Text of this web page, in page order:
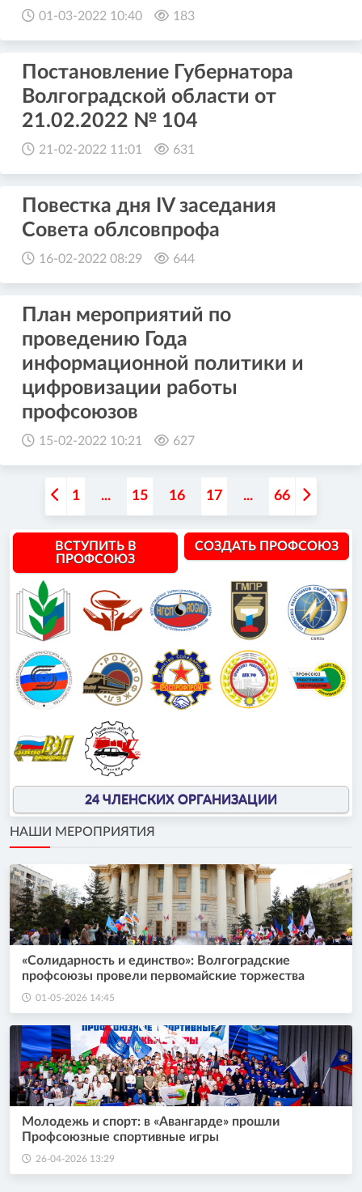
01-03-2022 10:40 183
Постановление Губернатора
Волгоградской области от
21.02.2022 № 104
21-02-2022 11:01 631
Повестка дня IV заседания
Совета облсовпрофа
16-02-2022 08:29 644
План мероприятий по
проведению Года
информационной политики и
цифровизации работы
профсоюзов
15-02-2022 10:21 627
1 ... 15 16 17 ... 66
ВСТУПИТЬ В
ПРОФСОЮЗ
СОЗДАТЬ ПРОФСОЮЗ
24 ЧЛЕНСКИХ ОРГАНИЗАЦИИ
НАШИ МЕРОПРИЯТИЯ
«Солидарность и единство»: Волгоградские
профсоюзы провели первомайские торжества
01-05-2026 14:45
Молодежь и спорт: в «Авангарде» прошли
Профсоюзные спортивные игры
26-04-2026 13:29